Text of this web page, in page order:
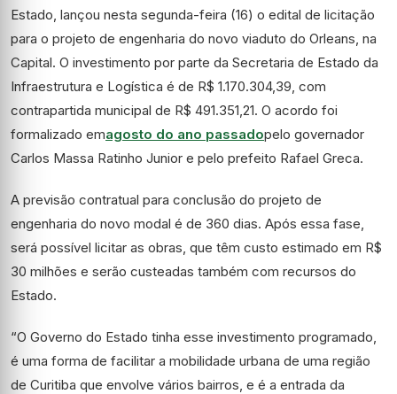
Estado, lançou nesta segunda-feira (16) o edital de licitação
para o projeto de engenharia do novo viaduto do Orleans, na
Capital. O investimento por parte da Secretaria de Estado da
Infraestrutura e Logística é de R$ 1.170.304,39, com
contrapartida municipal de R$ 491.351,21. O acordo foi
formalizado emagosto do ano passadopelo governador
Carlos Massa Ratinho Junior e pelo prefeito Rafael Greca.
A previsão contratual para conclusão do projeto de
engenharia do novo modal é de 360 dias. Após essa fase,
será possível licitar as obras, que têm custo estimado em R$
30 milhões e serão custeadas também com recursos do
Estado.
“O Governo do Estado tinha esse investimento programado,
é uma forma de facilitar a mobilidade urbana de uma região
de Curitiba que envolve vários bairros, e é a entrada da